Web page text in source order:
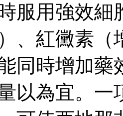
服用強效
、紅黴素（
同時增加
以為宜。一